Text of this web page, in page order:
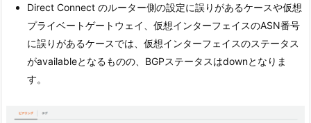
Direct Connect のルーター側の設定に誤りがあるケースや仮想
プライベートゲートウェイ、仮想インターフェイスのASN番号
に誤りがあるケースでは、仮想インターフェイスのステータス
がavailableとなるものの、BGPステータスはdownとなりま
す。